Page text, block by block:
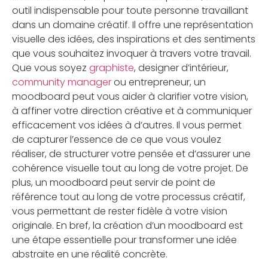
outil indispensable pour toute personne travaillant
dans un domaine créatif. Il offre une représentation
visuelle des idées, des inspirations et des sentiments
que vous souhaitez invoquer à travers votre travail.
Que vous soyez graphiste, designer d’intérieur,
community managerou entrepreneur, un
moodboard peut vous aider à clarifier votre vision,
à affiner votre direction créative et à communiquer
efficacement vos idées à d’autres. Il vous permet
de capturer l’essence de ce que vous voulez
réaliser, de structurer votre pensée et d’assurer une
cohérence visuelle tout au long de votre projet. De
plus, un moodboard peut servir de point de
référence tout au long de votre processus créatif,
vous permettant de rester fidèle à votre vision
originale. En bref, la création d’un moodboard est
une étape essentielle pour transformer une idée
abstraite en une réalité concrète.